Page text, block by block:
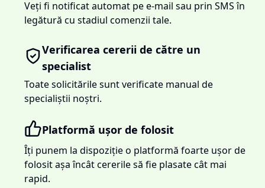
Veți fi notificat automat pe e-mail sau prin SMS în
legătură cu stadiul comenzii tale.
Verificarea cererii de către un
specialist
Toate solicitările sunt verificate manual de
specialiștii noștri.
Platformă ușor de folosit
Îți punem la dispoziție o platformă foarte ușor de
folosit așa încât cererile să fie plasate cât mai
rapid.